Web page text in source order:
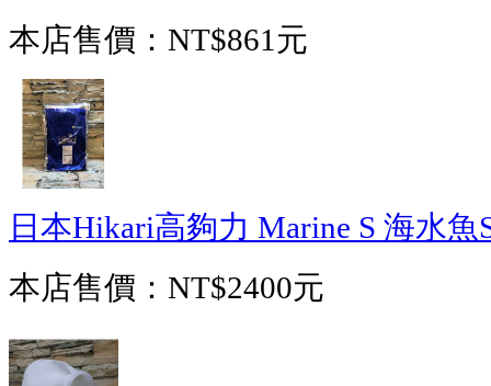
本店售價： NT$861元
日本Hikari高夠力 Marine S 海水魚
本店售價： NT$2400元